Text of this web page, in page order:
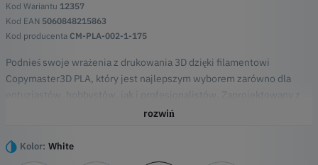
Kod Wariantu 12357
Kod EAN 5060848215863
Kod producenta CM-PLA-002-1-175
Podnieś swoje wrażenia z drukowania 3D dzięki filamentowi
Copymaster3D PLA, który jest najlepszym wyborem zarówno dla
entuzjastów, hobbystów, jak i profesjonalistów. Zaprojektowany z
precyzją i innowacyjnością, nasz filament PLA (kwas polimlekowy)
dziedzinie druku 3D.
Najważniejsze wydarzenia
rozwiń
Kolor: White